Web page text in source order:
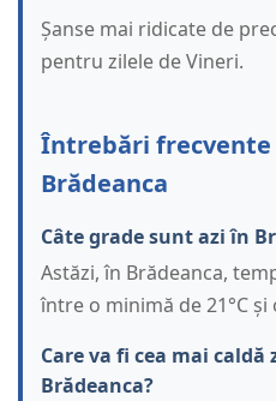
Șanse mai ridicate de
pentru zilele de Vineri.
Întrebări frecvente
Brădeanca
Câte grade sunt azi în
Astăzi, în Brădeanca,
între o minimă de 21°C și
Care va fi cea mai
Brădeanca?